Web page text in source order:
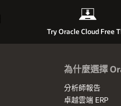
Try Oracle Cloud Free
為什麼選擇
分析師報告
卓越雲端 ERP